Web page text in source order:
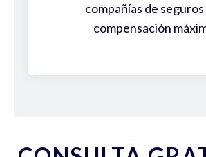
compañías de
compensación